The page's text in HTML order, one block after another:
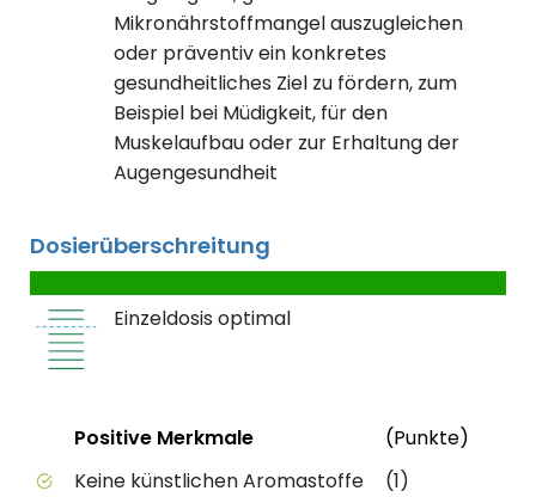
Mikronährstoffmangel auszugleichen
oder präventiv ein konkretes
gesundheitliches Ziel zu fördern, zum
Beispiel bei Müdigkeit, für den
Muskelaufbau oder zur Erhaltung der
Augengesundheit
Dosierüberschreitung
Einzeldosis optimal
Positive Merkmale des Produkts mit
StatusPositive Merkmale (Punkte)
Keine künstlichen Aromastoffe
(1)